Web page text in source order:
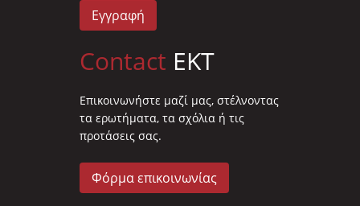
Εγγραφή
Contact EKT
Επικοινωνήστε μαζί μας, στέλνοντας
τα ερωτήματα, τα σχόλια ή τις
προτάσεις σας.
Φόρμα επικοινωνίας